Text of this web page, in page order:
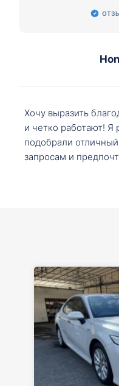
Хочу выразить
и четко работают! Я
подобрали
запросам и